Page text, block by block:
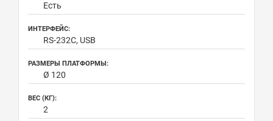
Есть
ИНТЕРФЕЙС:
RS-232C, USB
РАЗМЕРЫ ПЛАТФОРМЫ:
Ø 120
ВЕС (КГ):
2